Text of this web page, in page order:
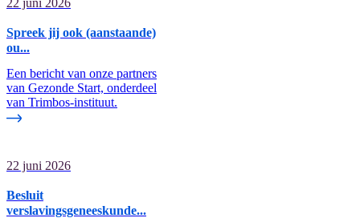
22 juni 2026
Spreek jij ook (aanstaande)
ou...
Een bericht van onze partners
van Gezonde Start, onderdeel
van Trimbos-instituut.
22 juni 2026
Besluit
verslavingsgeneeskunde...